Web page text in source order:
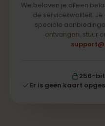
We beloven je alleen
de servicekwaliteit.
speciale
ontvangen, stuur
256-
Er is geen kaart